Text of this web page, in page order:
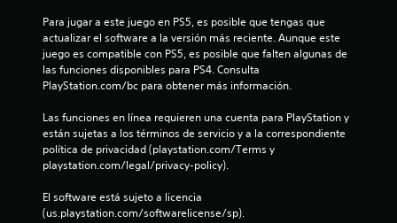
e
l
o
s
g
t
i
l
l
s
a
Para jugar a este juego en PS5, es posible que tengas que
actualizar el software a la versión más reciente. Aunque este
juego es compatible con PS5, es posible que falten algunas de
las funciones disponibles para PS4. Consulta
PlayStation.com/bc para obtener más información.
Las funciones en línea requieren una cuenta para PlayStation y
están sujetas a los términos de servicio y a la correspondiente
política de privacidad (playstation.com/Terms y
playstation.com/legal/privacy-policy).
El software está sujeto a licencia
(us.playstation.com/softwarelicense/sp).